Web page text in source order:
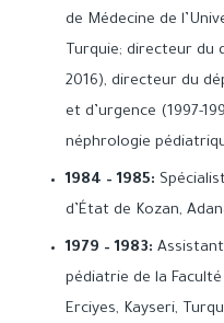
de Médecine de
Turquie; directeur du
2016), directeur du
et d’urgence (1997-
néphrologie
1984 – 1985:
d’État de Kozan,
1979 – 1983:
pédiatrie de la
Erciyes, Kayseri,